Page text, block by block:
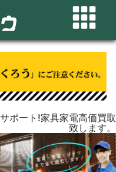
ポート!家具家電高価買取
致します。